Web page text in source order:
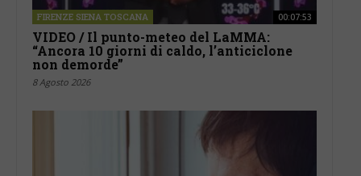
FIRENZE SIENA TOSCANA 00:07:53
VIDEO / Il punto-meteo del LaMMA:
“Ancora 10 giorni di caldo, l’anticiclone
non demorde”
8 Agosto 2026